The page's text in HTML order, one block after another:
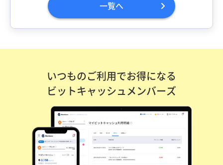
一覧へ
いつものご利用でお得になる
ビットキャッシュメンバーズ